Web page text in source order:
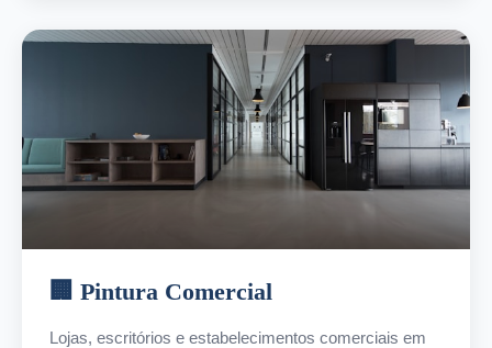
🏢 Pintura Comercial
Lojas, escritórios e estabelecimentos comerciais em